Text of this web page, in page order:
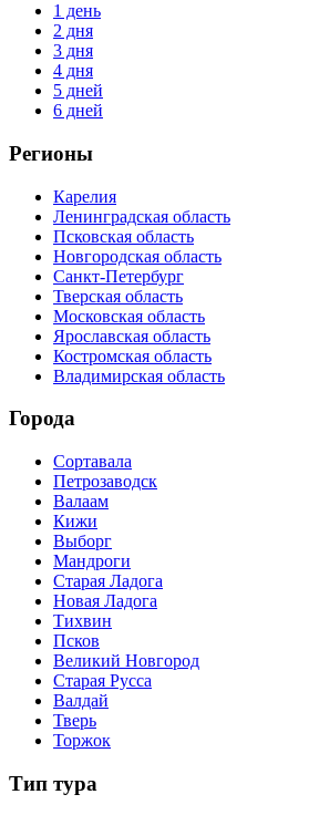
1 день
2 дня
3 дня
4 дня
5 дней
6 дней
Регионы
Карелия
Ленинградская область
Псковская область
Новгородская область
Санкт-Петербург
Тверская область
Московская область
Ярославская область
Костромская область
Владимирская область
Города
Сортавала
Петрозаводск
Валаам
Кижи
Выборг
Мандроги
Старая Ладога
Новая Ладога
Тихвин
Псков
Великий Новгород
Старая Русса
Валдай
Тверь
Торжок
Тип тура